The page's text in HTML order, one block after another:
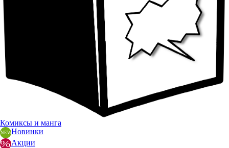
Комиксы и манга
Новинки
Акции